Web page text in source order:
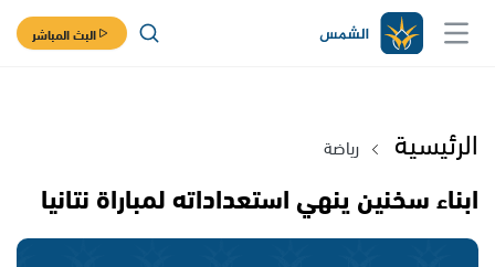
البث المباشر
الرئيسية رياضة
ابناء سخنين ينهي استعداداته لمباراة نتانيا